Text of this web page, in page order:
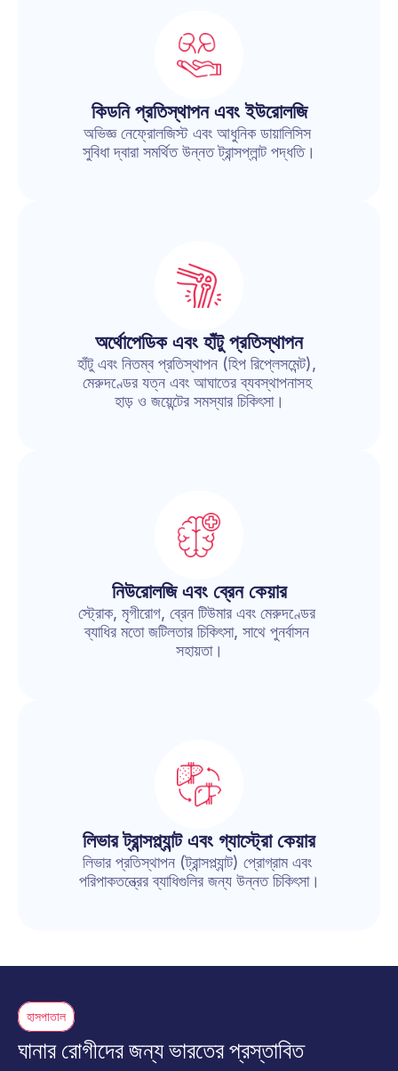
কিডনি প্রতিস্থাপন এবং ইউরোলজি
অভিজ্ঞ নেফ্রোলজিস্ট এবং আধুনিক ডায়ালিসিস
সুবিধা দ্বারা সমর্থিত উন্নত ট্রান্সপ্লান্ট পদ্ধতি।
অর্থোপেডিক এবং হাঁটু প্রতিস্থাপন
হাঁটু এবং নিতম্ব প্রতিস্থাপন (হিপ রিপ্লেসমেন্ট),
মেরুদণ্ডের যত্ন এবং আঘাতের ব্যবস্থাপনাসহ
হাড় ও জয়েন্টের সমস্যার চিকিৎসা।
নিউরোলজি এবং ব্রেন কেয়ার
স্ট্রোক, মৃগীরোগ, ব্রেন টিউমার এবং মেরুদণ্ডের
ব্যাধির মতো জটিলতার চিকিৎসা, সাথে পুনর্বাসন
সহায়তা।
লিভার ট্রান্সপ্ল্যান্ট এবং গ্যাস্ট্রো কেয়ার
লিভার প্রতিস্থাপন (ট্রান্সপ্ল্যান্ট) প্রোগ্রাম এবং
পরিপাকতন্ত্রের ব্যাধিগুলির জন্য উন্নত চিকিৎসা।
হাসপাতাল
ঘানার রোগীদের জন্য ভারতের প্রস্তাবিত